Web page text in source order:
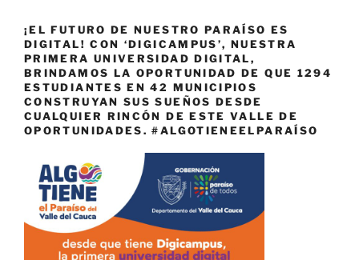
¡EL FUTURO DE NUESTRO PARAÍSO ES
DIGITAL! CON ‘DIGICAMPUS’, NUESTRA
PRIMERA UNIVERSIDAD DIGITAL,
BRINDAMOS LA OPORTUNIDAD DE QUE 1294
ESTUDIANTES EN 42 MUNICIPIOS
CONSTRUYAN SUS SUEÑOS DESDE
CUALQUIER RINCÓN DE ESTE VALLE DE
OPORTUNIDADES. #ALGOTIENEELPARAÍSO